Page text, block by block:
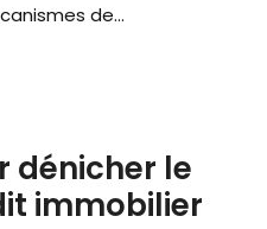
de…
dénicher le
immobilier